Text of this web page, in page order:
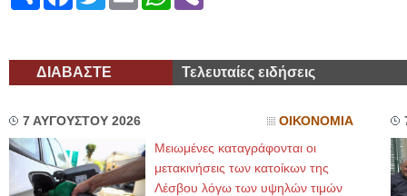
ΔΙΑΒΑΣΤΕ Τελευταίες ειδήσεις
7 ΑΥΓΟΥΣΤΟΥ 2026 ΟΙΚΟΝΟΜΙΑ
Μειωμένες καταγράφονται οι
μετακινήσεις των κατοίκων της
Λέσβου λόγω των υψηλών τιμών